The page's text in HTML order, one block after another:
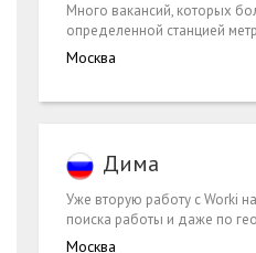
Много вакансий, которых
определенной станцией
Москва
Дима
Уже вторую работу с Worki
поиска работы и даже по
Москва